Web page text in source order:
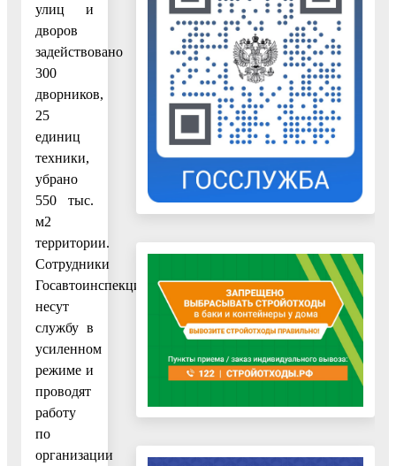
улиц и
дворов
задействовано
300
дворников,
25
единиц
техники,
убрано
550 тыс.
м2
территории.
Сотрудники
Госавтоинспекции
несут
службу в
усиленном
режиме и
проводят
работу
по
организации